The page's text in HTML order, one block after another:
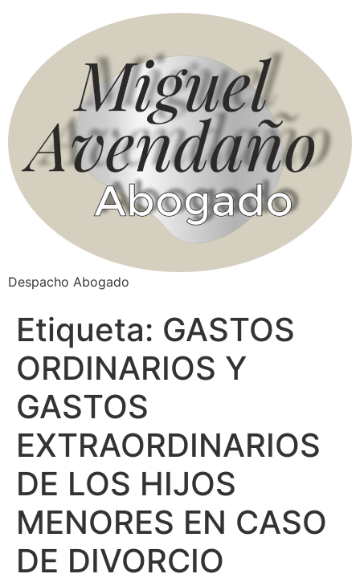
Despacho Abogado
Etiqueta: GASTOS
ORDINARIOS Y
GASTOS
EXTRAORDINARIOS
DE LOS HIJOS
MENORES EN CASO
DE DIVORCIO